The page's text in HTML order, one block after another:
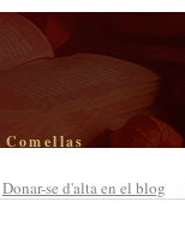
Donar-se d'alta en el blog